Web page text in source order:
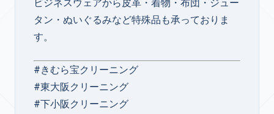
ビジネスウェアから皮革・着物・布団・ジュー
タン・ぬいぐるみなど特殊品も承っておりま
す。
#きむら宝クリーニング
#東大阪クリーニング
#下小阪クリーニング